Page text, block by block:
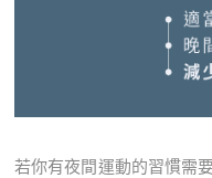
若你有夜間運動的習慣需